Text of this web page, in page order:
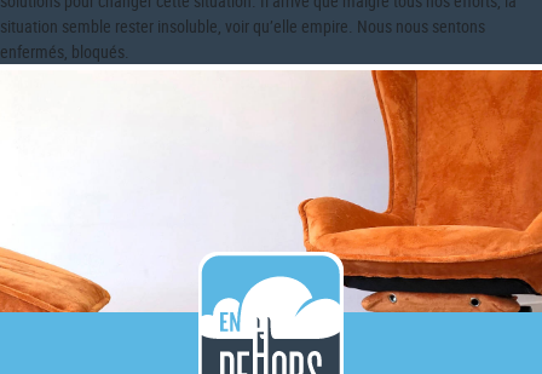
situation semble rester insoluble, voir qu’elle empire. Nous nous sentons
enfermés, bloqués.